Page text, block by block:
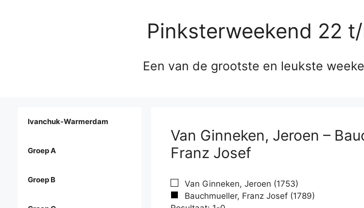
Pinksterweekend 22
Een van de grootste en leukste
Van Ginneken, Jeroen –
Franz Josef
Van Ginneken, Jeroen (1753)
Bauchmueller, Franz Josef (1789)
Ivanchuk-Warmerdam
Groep A
Groep B